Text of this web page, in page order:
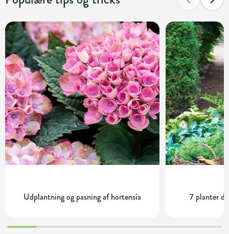
Udplantning og pasning af hortensia 7 planter